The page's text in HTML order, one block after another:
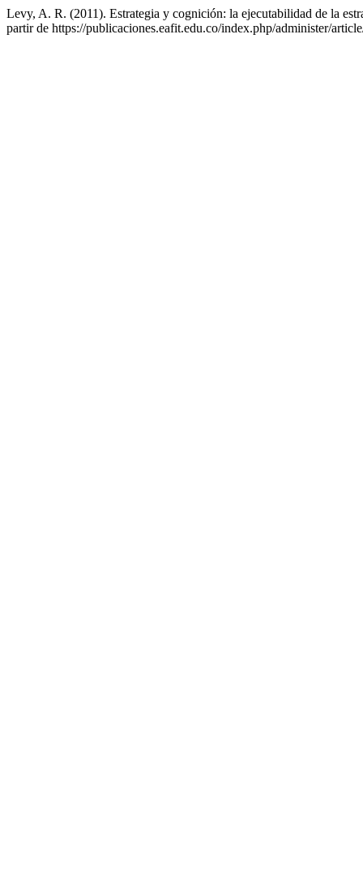
Levy, A. R. (2011). Estrategia y cognición: la ejecutabilidad de la
partir de https://publicaciones.eafit.edu.co/index.php/administer/